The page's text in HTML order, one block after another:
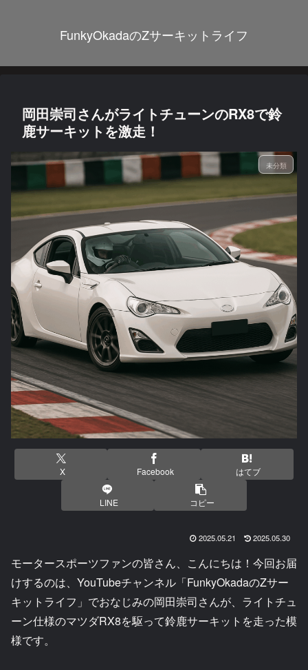
FunkyOkadaのZサーキットライフ
岡田崇司さんがライトチューンのRX8で鈴
鹿サーキットを激走！
未分類
X Facebook はてブ
LINE コピー
2025.05.21 2025.05.30
モータースポーツファンの皆さん、こんにちは！今回お届
けするのは、YouTubeチャンネル「FunkyOkadaのZサー
キットライフ」でおなじみの岡田崇司さんが、ライトチュ
ーン仕様のマツダRX8を駆って鈴鹿サーキットを走った模
様です。